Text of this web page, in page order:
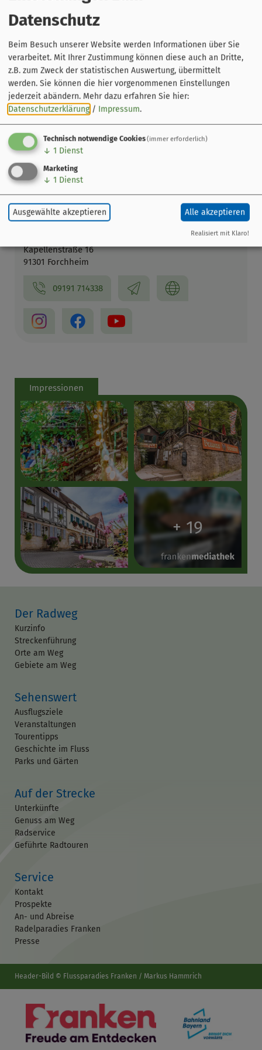
Kunsthandwerkermarkt, die Afrika Kulturtage, das
traditionsreiche Annafest sowie der bezaubernde
grandioser Lichtershow.
© OpenStreetMap-Mitwirkende
Kapellenstraße 16
91301 Forchheim
09191 714338
Impressionen
+ 19
Der Radweg
Kurzinfo
Streckenführung
Orte am Weg
Gebiete am Weg
Sehenswert
Ausflugsziele
Veranstaltungen
Tourentipps
Geschichte im Fluss
Parks und Gärten
Auf der Strecke
Unterkünfte
Genuss am Weg
Radservice
Geführte Radtouren
Service
Kontakt
Prospekte
An- und Abreise
Radelparadies Franken
Presse
Header-Bild © Flussparadies Franken / Markus Hammrich
Datenschutz
Beim Besuch unserer Website werden Informationen über Sie
verarbeitet. Mit Ihrer Zustimmung können diese auch an Dritte,
z.B. zum Zweck der statistischen Auswertung, übermittelt
werden. Sie können die hier vorgenommenen Einstellungen
jederzeit abändern. Mehr dazu erfahren Sie hier:
Datenschutzerklärung / Impressum.
Technisch notwendige Cookies(immer erforderlich)
↓ 1 Dienst
Marketing
↓ 1 Dienst
Ausgewählte akzeptieren Alle akzeptieren
Realisiert mit Klaro!